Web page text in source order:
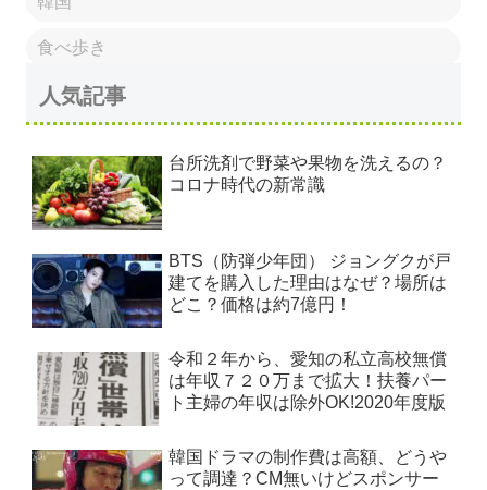
食べ歩き
人気記事
台所洗剤で野菜や果物を洗えるの？
コロナ時代の新常識
BTS（防弾少年団） ジョングクが戸
建てを購入した理由はなぜ？場所は
どこ？価格は約7億円！
令和２年から、愛知の私立高校無償
は年収７２０万まで拡大！扶養パー
ト主婦の年収は除外OK!2020年度版
韓国ドラマの制作費は高額、どうや
って調達？CM無いけどスポンサー